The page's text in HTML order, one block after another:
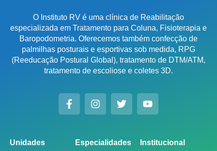
O Instituto RV é uma clínica de Reabilitação
especializada em Tratamento para Coluna, Fisioterapia e
Baropodometria. Oferecemos também confecção de
palmilhas posturais e esportivas sob medida, RPG
(Reeducação Postural Global), tratamento de DTM/ATM,
tratamento de escoliose e coletes 3D.
Unidades Especialidades Institucional